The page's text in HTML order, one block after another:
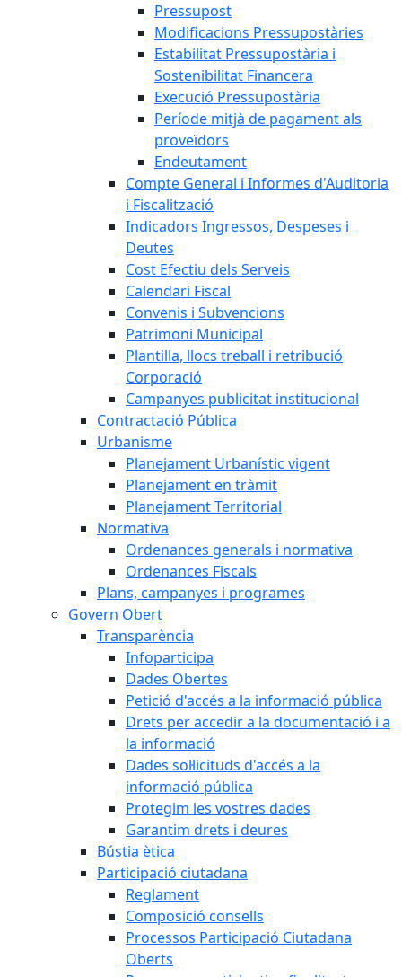
Pressupost
Modificacions Pressupostàries
Estabilitat Pressupostària i
Sostenibilitat Financera
Execució Pressupostària
Període mitjà de pagament als
proveïdors
Endeutament
Compte General i Informes d'Auditoria
i Fiscalització
Indicadors Ingressos, Despeses i
Deutes
Cost Efectiu dels Serveis
Calendari Fiscal
Convenis i Subvencions
Patrimoni Municipal
Plantilla, llocs treball i retribució
Corporació
Campanyes publicitat institucional
Contractació Pública
Urbanisme
Planejament Urbanístic vigent
Planejament en tràmit
Planejament Territorial
Normativa
Ordenances generals i normativa
Ordenances Fiscals
Plans, campanyes i programes
Govern Obert
Transparència
Infoparticipa
Dades Obertes
Petició d'accés a la informació pública
Drets per accedir a la documentació i a
la informació
Dades sol·licituds d'accés a la
informació pública
Protegim les vostres dades
Garantim drets i deures
Bústia ètica
Participació ciutadana
Reglament
Composició consells
Processos Participació Ciutadana
Oberts